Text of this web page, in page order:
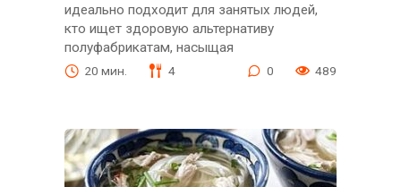
идеально подходит для занятых людей,
кто ищет здоровую альтернативу
полуфабрикатам, насыщая
20 мин. 4 0 489